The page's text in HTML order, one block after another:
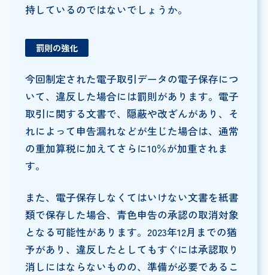
持しているのではないでしょうか。
罰則の強化
今回制定された電子取引データの電子保存につ
いて、違反した場合には罰則があります。電子
取引に関する文書で、隠蔽や改ざんがあり、そ
れによって申告漏れなどが生じた場合は、通常
の重加算税に加えてさらに10％が加重されま
す。
また、電子保存しなくてはいけない文書を紙書
類で保存した場合、青色申告の承認の取消対象
となる可能性があります。2023年12月までの猶
予があり、違反したとしてもすぐには承認取り
消しにはならないものの、準備が必要であるこ